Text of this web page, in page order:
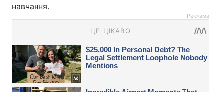
навчання.
Реклама